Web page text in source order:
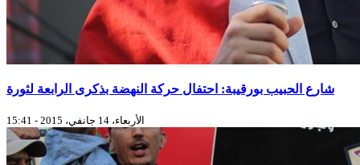
شارع الحبيب بورقيبة: احتفال حركة النهضة بذكرى الرابعة لثورة
الأربعاء، 14 جانفي، 2015 - 15:41